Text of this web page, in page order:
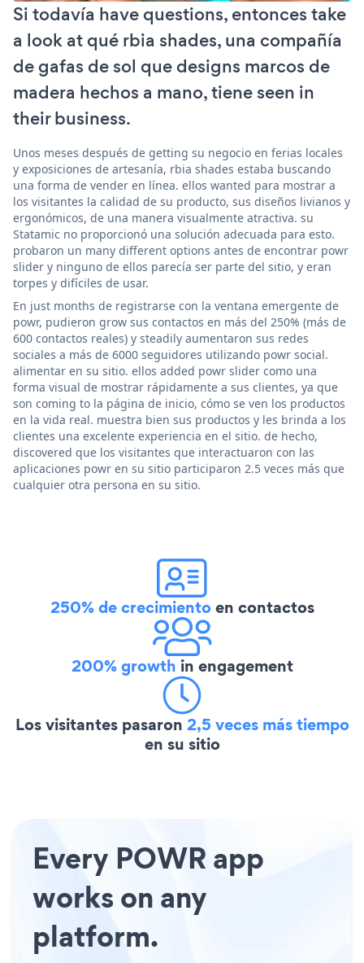
Si todavía have questions, entonces take
a look at qué rbia shades, una compañía
de gafas de sol que designs marcos de
madera hechos a mano, tiene seen in
their business.
Unos meses después de getting su negocio en ferias locales
y exposiciones de artesanía, rbia shades estaba buscando
una forma de vender en línea. ellos wanted para mostrar a
los visitantes la calidad de su producto, sus diseños livianos y
ergonómicos, de una manera visualmente atractiva. su
Statamic no proporcionó una solución adecuada para esto.
probaron un many different options antes de encontrar powr
slider y ninguno de ellos parecía ser parte del sitio, y eran
torpes y difíciles de usar.
En just months de registrarse con la ventana emergente de
powr, pudieron grow sus contactos en más del 250% (más de
600 contactos reales) y steadily aumentaron sus redes
sociales a más de 6000 seguidores utilizando powr social.
alimentar en su sitio. ellos added powr slider como una
forma visual de mostrar rápidamente a sus clientes, ya que
son coming to la página de inicio, cómo se ven los productos
en la vida real. muestra bien sus productos y les brinda a los
clientes una excelente experiencia en el sitio. de hecho,
discovered que los visitantes que interactuaron con las
aplicaciones powr en su sitio participaron 2.5 veces más que
cualquier otra persona en su sitio.
250% de crecimientoen contactos
200% growth in engagement
Los visitantes pasaron 2,5 veces más tiempo
en su sitio
Every POWR app
works on any
platform.